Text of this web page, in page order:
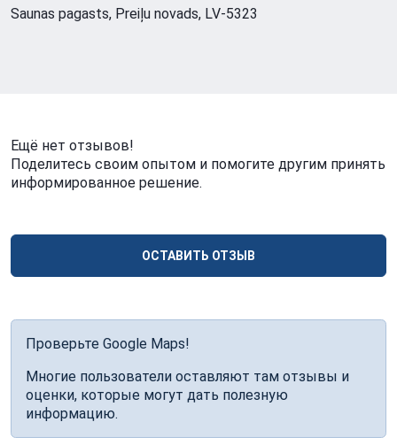
Saunas pagasts, Preiļu novads, LV-5323
Ещё нет отзывов!
Поделитесь своим опытом и помогите другим принять
информированное решение.
ОСТАВИТЬ ОТЗЫВ
Проверьте Google Maps!
Многие пользователи оставляют там отзывы и
оценки, которые могут дать полезную
информацию.